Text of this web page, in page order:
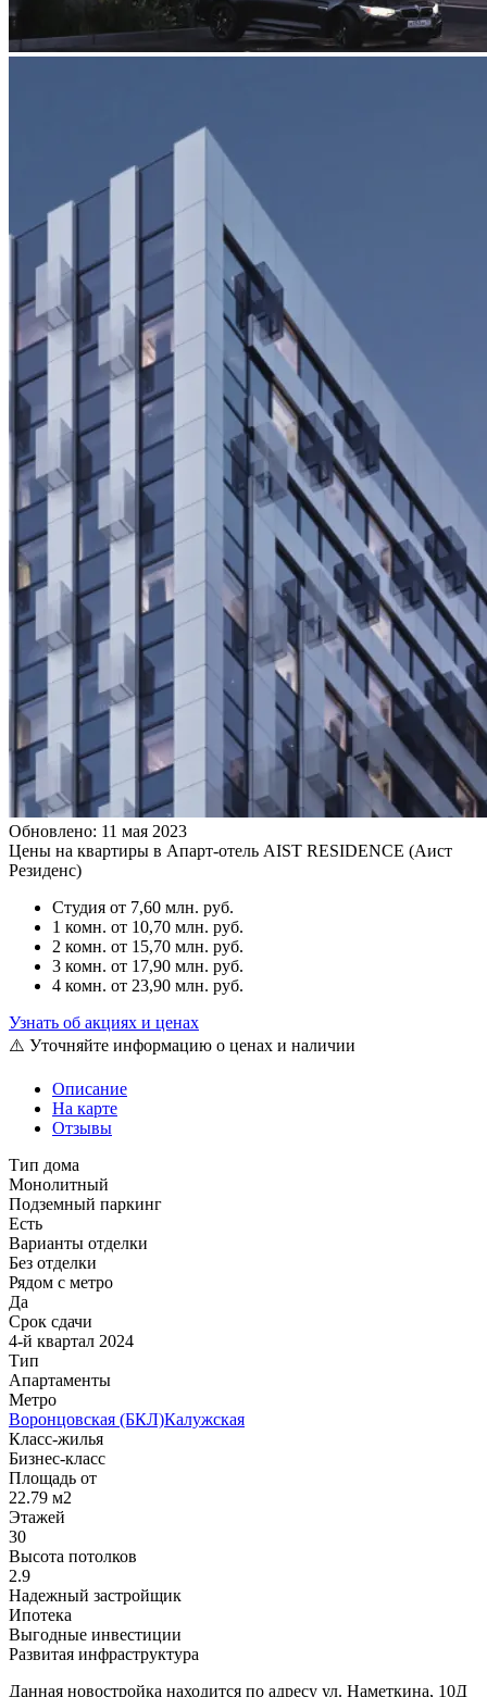
Обновлено: 11 мая 2023
Цены на квартиры в Апарт-отель AIST RESIDENCE (Аист
Резиденс)
Студия от 7,60 млн. руб.
1 комн. от 10,70 млн. руб.
2 комн. от 15,70 млн. руб.
3 комн. от 17,90 млн. руб.
4 комн. от 23,90 млн. руб.
Узнать об акциях и ценах
⚠️ Уточняйте информацию о ценах и наличии
Описание
На карте
Отзывы
Тип дома
Монолитный
Подземный паркинг
Есть
Варианты отделки
Без отделки
Рядом с метро
Да
Срок сдачи
4-й квартал 2024
Тип
Апартаменты
Метро
Воронцовская (БКЛ)Калужская
Класс-жилья
Бизнес-класс
Площадь от
22.79 м2
Этажей
30
Высота потолков
2.9
Надежный застройщик
Ипотека
Выгодные инвестиции
Развитая инфраструктура
Данная новостройка находится по адресу ул. Наметкина, 10Д